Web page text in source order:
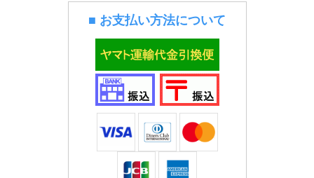
■ お支払い方法について